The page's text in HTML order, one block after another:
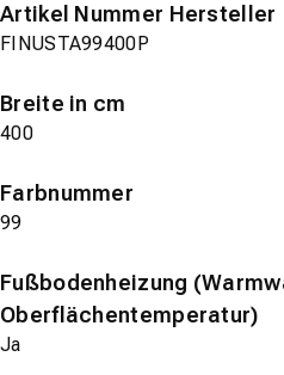
Artikel Nummer Hersteller
FINUSTA99400P
Breite in cm
400
Farbnummer
99
Fußbodenheizung
Oberflächentemperatur)
Ja